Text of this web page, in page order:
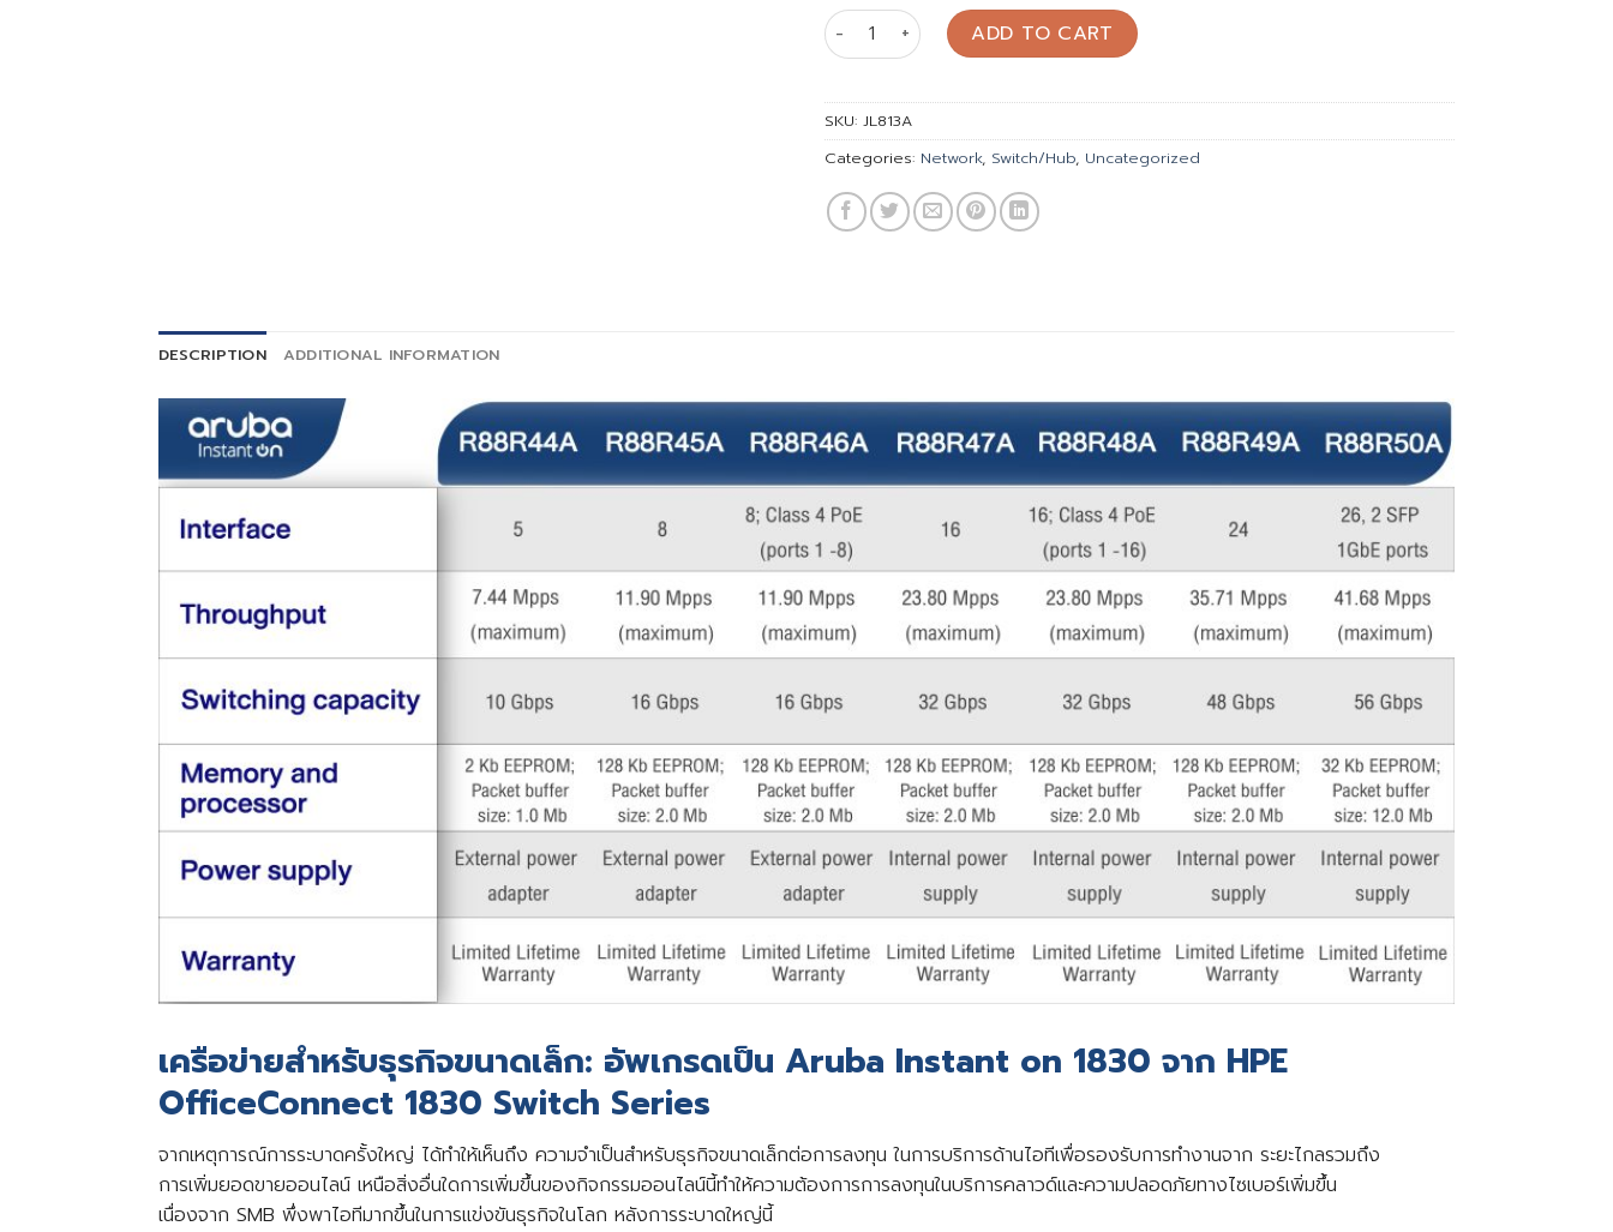
Switch Aruba Instant On 1830 24G 12p Class4 PoE 2SFP 195W (JL813A) quantity
ADD TO CART
SKU: JL813A
Categories: Network, Switch/Hub, Uncategorized
DESCRIPTION ADDITIONAL INFORMATION
เครือข่ายสำหรับธุรกิจขนาดเล็ก: อัพเกรดเป็น Aruba Instant on 1830 จาก HPE
OfficeConnect 1830 Switch Series
จากเหตุการณ์การระบาดครั้งใหญ่ ได้ทําให้เห็นถึง ความจําเป็นสําหรับธุรกิจขนาดเล็กต่อการลงทุน ในการบริการด้านไอทีเพื่อรองรับการทํางานจาก ระยะไกลรวมถึง
การเพิ่มยอดขายออนไลน์ เหนือสิ่งอื่นใดการเพิ่มขึ้นของกิจกรรมออนไลน์นี้ทําให้ความต้องการการลงทุนในบริการคลาวด์และความปลอดภัยทางไซเบอร์เพิ่มขึ้น
เนื่องจาก SMB พึ่งพาไอทีมากขึ้นในการแข่งขันธุรกิจในโลก หลังการระบาดใหญ่นี้